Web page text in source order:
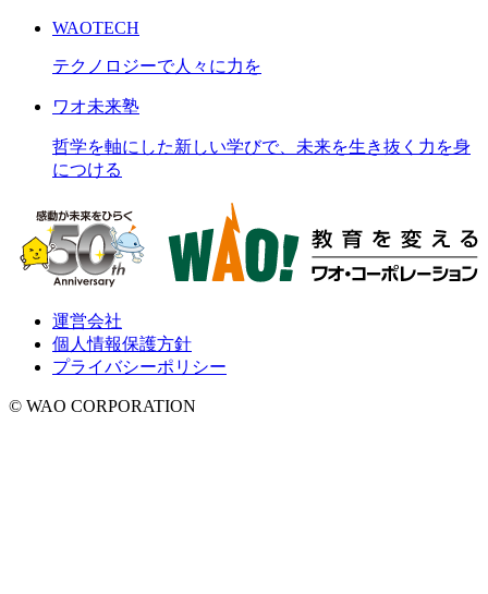
WAOTECH
テクノロジーで人々に力を
ワオ未来塾
哲学を軸にした新しい学びで、未来を生き抜く力を身
につける
運営会社
個人情報保護方針
プライバシーポリシー
© WAO CORPORATION